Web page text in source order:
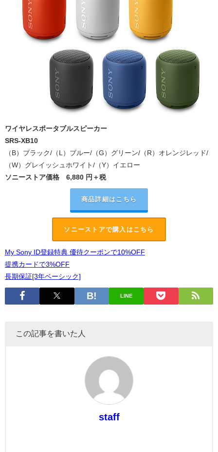
ワイヤレスポータブルスピーカー
SRS-XB10
（B）ブラック/（L）ブルー/（G）グリーン/（R）オレンジレッド/
（W）グレイッシュホワイト/（Y）イエロー
ソニーストア価格
6,880 円＋税
商品詳細はこちら
ソニーストアで購入はこちら
My Sony ID登録特典 優待クーポンで10%OFF
提携カードで3%OFF
長期保証[3年ベーシック]
LINE
この記事を書いた人
staff